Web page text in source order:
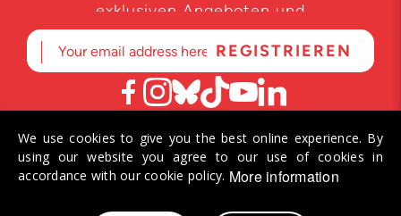
exklusiven Angeboten und
Produktneuheiten zu erfahren.
© 2026 Helvetiq SA. Alle Rechte vorbehalten.
We use cookies to give you the best online experience. By
using our website you agree to our use of cookies in
accordance with our cookie policy. More information